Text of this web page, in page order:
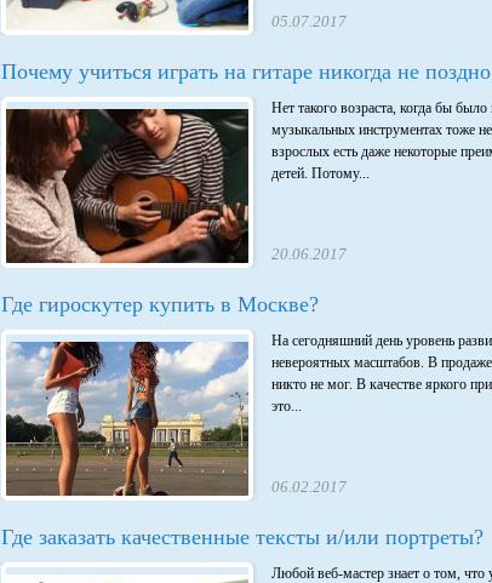
05.07.2017
Почему учиться играть на гитаре никогда не поздно
Нет такого возраста, когда бы
музыкальных инструментах тоже
взрослых есть даже некоторые
детей. Потому...
20.06.2017
Где гироскутер купить в Москве?
На сегодняшний день уровень
невероятных масштабов. В продаже
никто не мог. В качестве яркого
это...
06.02.2017
Где заказать качественные тексты и/или портреты?
Любой веб-мастер знает о том, что